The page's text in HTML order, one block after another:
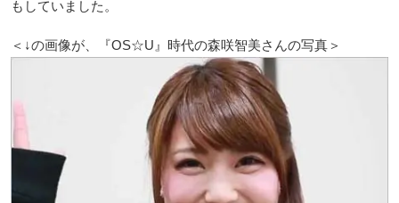
もしていました。
＜↓の画像が、『OS☆U』時代の森咲智美さんの写真＞